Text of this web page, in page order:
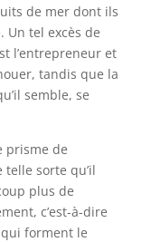
de mer dont ils
Un tel excès de
l’entrepreneur et
tandis que la
semble, se
prisme de
telle sorte qu’il
plus de
c’est-à-dire
forment le